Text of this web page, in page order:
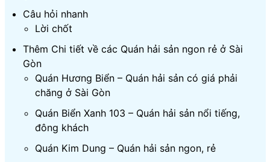
Câu hỏi nhanh
Lời chốt
Thêm Chi tiết về các Quán hải sản ngon rẻ ở Sài
Gòn
Quán Hương Biển – Quán hải sản có giá phải
chăng ở Sài Gòn
Quán Biển Xanh 103 – Quán hải sản nổi tiếng,
đông khách
Quán Kim Dung – Quán hải sản ngon, rẻ